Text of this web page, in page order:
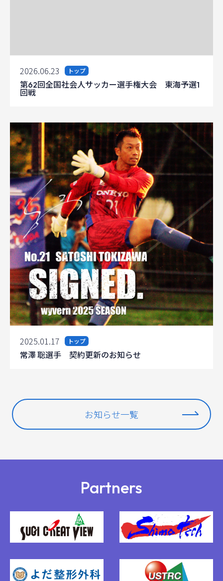
2026.06.23 トップ
第62回全国社会人サッカー選手権大会 東海予選1
回戦
2025.01.17 トップ
常澤 聡選手 契約更新のお知らせ
お知らせ一覧
Partners